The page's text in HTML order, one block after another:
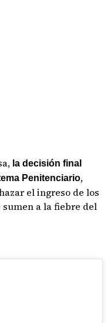
la decisión final
Penitenciario,
el ingreso de los
a la fiebre del